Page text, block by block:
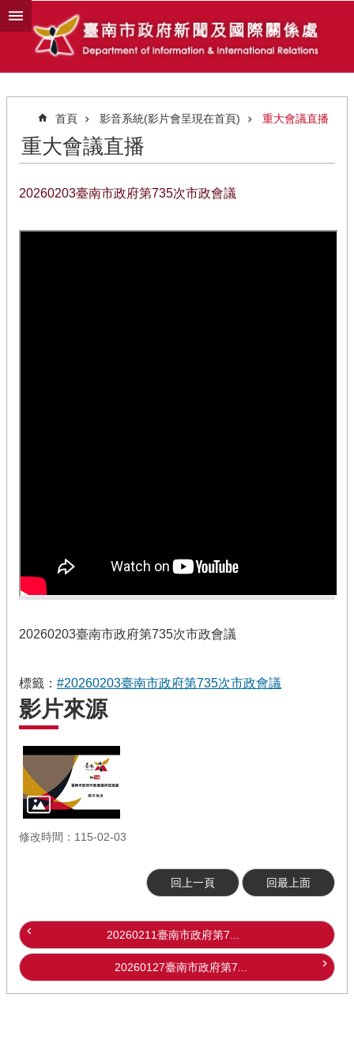
跳到主要內容區塊
首頁 影音系統(影片會呈現在首頁) 重大會議直播
重大會議直播
20260203臺南市政府第735次市政會議
20260203臺南市政府第735次市政會議
標籤： #20260203臺南市政府第735次市政會議
影片來源
修改時間：115-02-03
回上一頁 回最上面
20260211臺南市政府第7...
20260127臺南市政府第7...